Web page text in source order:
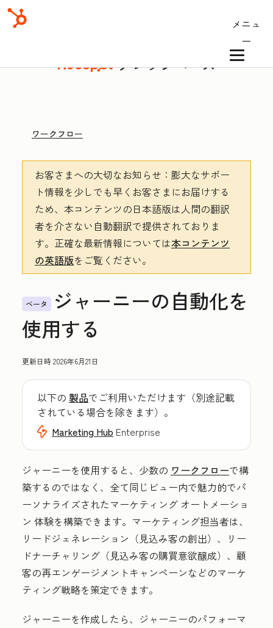
メニュ
ー
ナレッジベース
ワークフロー
お客さまへの大切なお知らせ ：膨大なサポー
ト情報を少しでも早くお客さまにお届けする
ため、本コンテンツの日本語版は人間の翻訳
者を介さない自動翻訳で提供されておりま
す。 正確な最新情報については本コンテンツ
の英語版をご覧ください。
ベータ
ジャーニーの自動化を
使用する
更新日時2026年6月21日
以下の 製品でご利用いただけます（別途記載
されている場合を除きます）。
Marketing Hub Enterprise
ジャーニーを使用すると、少数の ワークフローで構
築するのではなく、全て同じビュー内で魅力的でパ
ーソナライズされたマーケティング オートメーショ
ン 体験を構築できます。マーケティング担当者は、
リードジェネレーション（見込み客の創出）、リー
ドナーチャリング（見込み客の購買意欲醸成）、顧
客の再エンゲージメントキャンペーンなどのマーケ
ティング戦略を策定できます。
ジャーニーを作成したら、ジャーニーのパフォーマ